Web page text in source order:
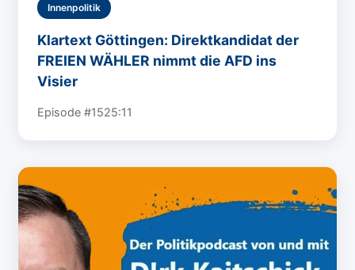
Innenpolitik
Klartext Göttingen: Direktkandidat der
FREIEN WÄHLER nimmt die AFD ins
Visier
Episode #1525:11